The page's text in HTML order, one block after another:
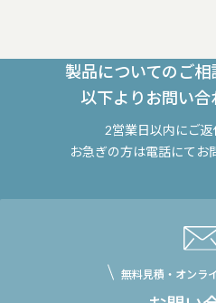
製品についてのご
以下よりお問い合
2営業日以内にご返
お急ぎの方は電話にてお
無料見積・オンラ